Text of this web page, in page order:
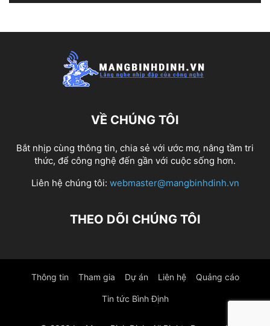
VỀ CHÚNG TÔI
Bắt nhịp cùng thông tin, chia sẻ với ước mơ, nâng tầm tri
thức, để công nghệ đến gần với cuộc sống hơn.
Liên hệ chúng tôi: webmaster@mangbinhdinh.vn
THEO DÕI CHÚNG TÔI
Thông tin Tham gia Dự án Liên hệ Quảng cáo
Tin tức Bình Định